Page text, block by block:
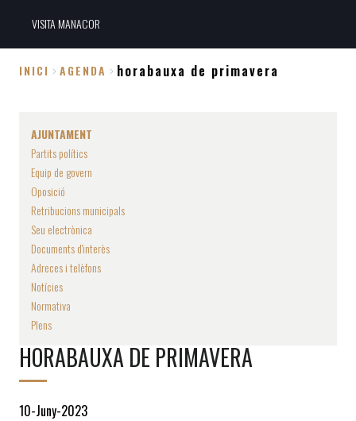
VISITA MANACOR
INICI AGENDA horabauxa de primavera
AJUNTAMENT
Partits polítics
Equip de govern
Oposició
Retribucions municipals
Seu electrònica
Documents d'interès
Adreces i telèfons
Notícies
Normativa
Plens
HORABAUXA DE PRIMAVERA
10-Juny-2023